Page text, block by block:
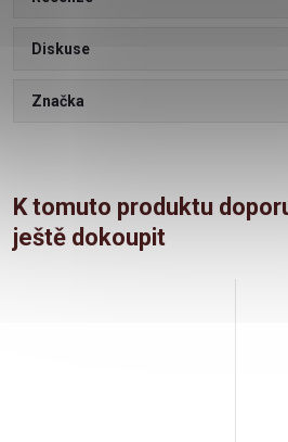
Diskuse
Značka
K tomuto produktu
ještě dokoupit